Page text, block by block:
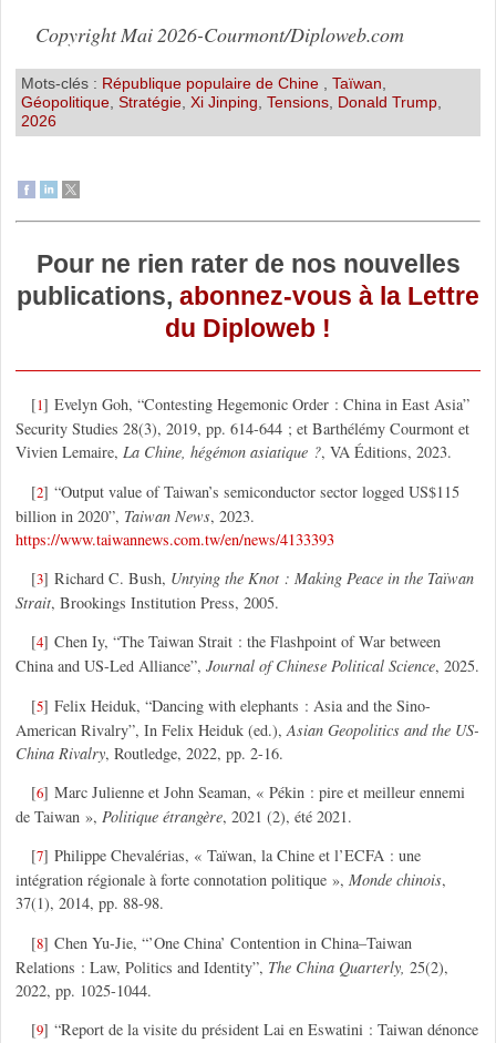
Copyright Mai 2026-Courmont/Diploweb.com
Mots-clés : République populaire de Chine Taïwan
Géopolitique, Stratégie, Xi Jinping Tensions, Donald Trump,
2026
Pour ne rien rater de nos nouvelles
publications, abonnez-vous à la Lettre
du Diploweb !
[1]Evelyn Goh, “Contesting Hegemonic Order : China in East Asia”
Security Studies 28(3), 2019, pp. 614-644 ; et Barthélémy Courmont et
Vivien Lemaire, La Chine, hégémon asiatique ?, VA Éditions, 2023.
[2]“Output value of Taiwan’s semiconductor sector logged US$115
billion in 2020”, Taiwan News, 2023.
https://www.taiwannews.com.tw/en/news/4133393
[3]Richard C. Bush, Untying the Knot : Making Peace in the Taïwan
Strait, Brookings Institution Press, 2005.
[4]Chen Iy, “The Taiwan Strait : the Flashpoint of War between
China and US-Led Alliance”, Journal of Chinese Political Science, 2025.
[5]Felix Heiduk, “Dancing with elephants : Asia and the Sino-
American Rivalry”, In Felix Heiduk (ed.), Asian Geopolitics and the US-
China Rivalry, Routledge, 2022, pp. 2-16.
[6]Marc Julienne et John Seaman, « Pékin : pire et meilleur ennemi
de Taiwan », Politique étrangère, 2021 (2), été 2021.
[7]Philippe Chevalérias, « Taïwan, la Chine et l’ECFA : une
intégration régionale à forte connotation politique », Monde chinois,
37(1), 2014, pp. 88-98.
[8]Chen Yu-Jie, “’One China’ Contention in China–Taiwan
Relations : Law, Politics and Identity”, The China Quarterly, 25(2),
2022, pp. 1025-1044.
[9]“Report de la visite du président Lai en Eswatini : Taiwan dénonce